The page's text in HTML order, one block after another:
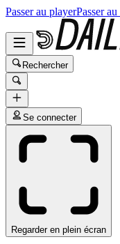
Passer au playerPasser
Rechercher
Se connecter
Regarder en plein écran